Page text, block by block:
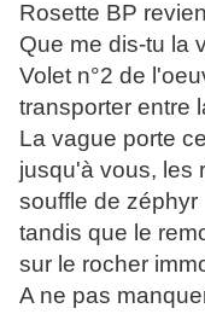
Rosette BP
Que me dis-tu la
Volet n°2 de
transporter entre
La vague porte
jusqu'à vous, les
souffle de zéphyr
tandis que le
sur le rocher
A ne pas